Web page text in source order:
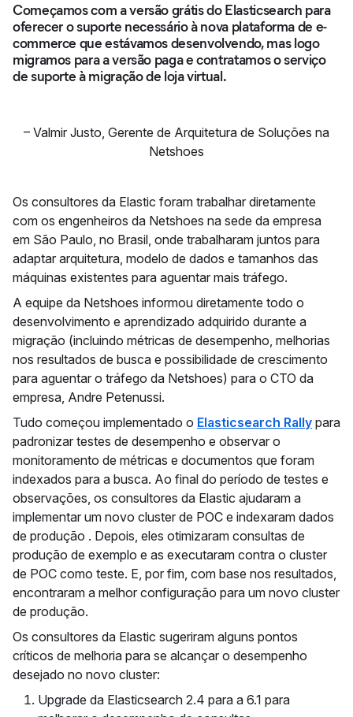
Começamos com a versão grátis do Elasticsearch para
oferecer o suporte necessário à nova plataforma de e-
commerce que estávamos desenvolvendo, mas logo
migramos para a versão paga e contratamos o serviço
de suporte à migração de loja virtual.
– Valmir Justo Gerente de Arquitetura de Soluções na
Netshoes
Os consultores da Elastic foram trabalhar diretamente
com os engenheiros da Netshoes na sede da empresa
em São Paulo, no Brasil, onde trabalharam juntos para
adaptar arquitetura, modelo de dados e tamanhos das
máquinas existentes para aguentar mais tráfego.
A equipe da Netshoes informou diretamente todo o
desenvolvimento e aprendizado adquirido durante a
migração (incluindo métricas de desempenho, melhorias
nos resultados de busca e possibilidade de crescimento
para aguentar o tráfego da Netshoes) para o CTO da
empresa, Andre Petenussi.
Tudo começou implementado o Elasticsearch Rally para
padronizar testes de desempenho e observar o
monitoramento de métricas e documentos que foram
indexados para a busca. Ao final do período de testes e
observações, os consultores da Elastic ajudaram a
implementar um novo cluster de POC e indexaram dados
de produção . Depois, eles otimizaram consultas de
produção de exemplo e as executaram contra o cluster
de POC como teste. E, por fim, com base nos resultados,
encontraram a melhor configuração para um novo cluster
de produção.
Os consultores da Elastic sugeriram alguns pontos
críticos de melhoria para se alcançar o desempenho
desejado no novo cluster:
Upgrade da Elasticsearch 2.4 para a 6.1 para